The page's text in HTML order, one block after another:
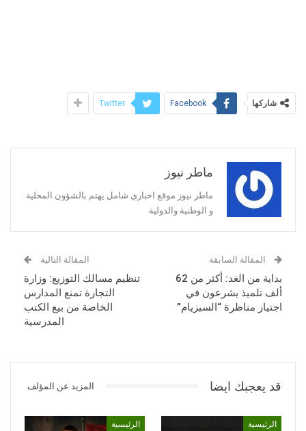
شاركها Facebook
Twitter
ماطر نيوز
ماطر نيوز موقع اخباري شامل يهتم بالشؤون المحلية
و الوطنية والدولية
المقالة السابقة
بداية من الغد: أكثر من 62
ألف تلميذ يشرعون في
اجتياز مناظرة “السيزيام”
المقالة التالية
تنظيم مسالك التوزيع: وزارة
التجارة تمنع المدارس
الخاصة من بيع الكتب
المدرسية
قد يعجبك ايضا المزيد عن المؤلف
الرئيسية الرئيسية